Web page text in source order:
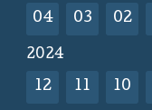
04 03 02
2024
12 11 10